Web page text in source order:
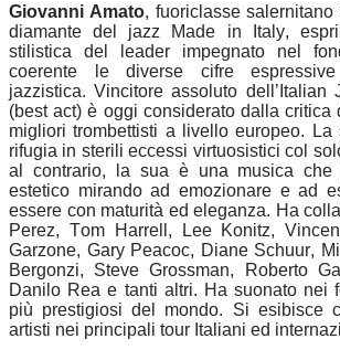
Giovanni Amato, fuoriclasse
diamante del jazz Made in Italy,
stilistica del leader impegnato nel
coerente le diverse cifre
jazzistica. Vincitore assoluto dell’Italian
(best act) è oggi considerato dalla critica
migliori trombettisti a livello europeo. La
rifugia in sterili eccessi virtuosistici col
al contrario, la sua è una musica che
estetico mirando ad emozionare e ad
essere con maturità ed eleganza. Ha
Perez, Tom Harrell, Lee Konitz,
Garzone, Gary Peacoc, Diane Schuur,
Bergonzi, Steve Grossman, Roberto
Danilo Rea e tanti altri. Ha suonato nei
più prestigiosi del mondo. Si esibisce
artisti nei principali tour Italiani ed